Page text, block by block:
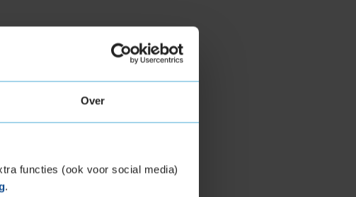
Over
functies (ook voor social media)
.